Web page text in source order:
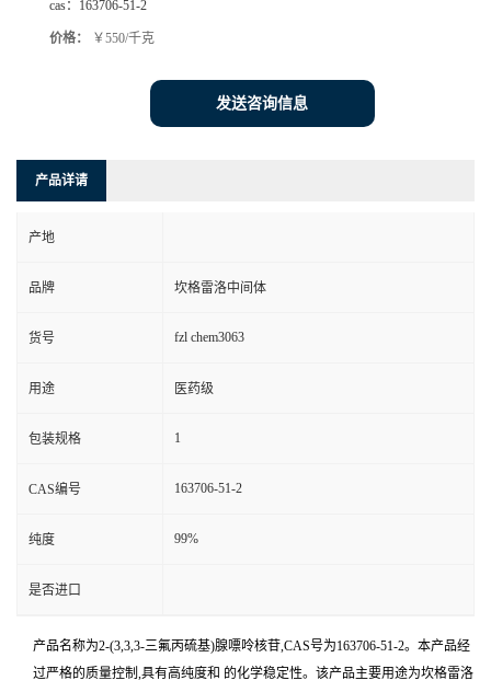
cas： 163706-51-2
价格： ￥550/千克
发送咨询信息
产品详请
产地
品牌 坎格雷洛中间体
货号 fzl chem3063
用途 医药级
包装规格 1
CAS编号 163706-51-2
纯度 99%
是否进口
产品名称为2-(3,3,3-三氟丙硫基)腺嘌呤核苷,CAS号为163706-51-2。本产品经
过严格的质量控制,具有高纯度和 的化学稳定性。该产品主要用途为坎格雷洛